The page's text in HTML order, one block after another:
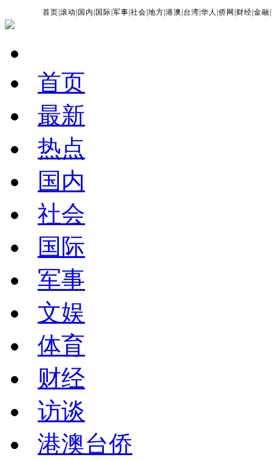
首页 |滚动 国内 国际 |军事 |社会 |地方 |港澳 台湾 |华人 |侨网 财经 |金融 |
首页
最新
热点
国内
社会
国际
军事
文娱
体育
财经
访谈
港澳台侨